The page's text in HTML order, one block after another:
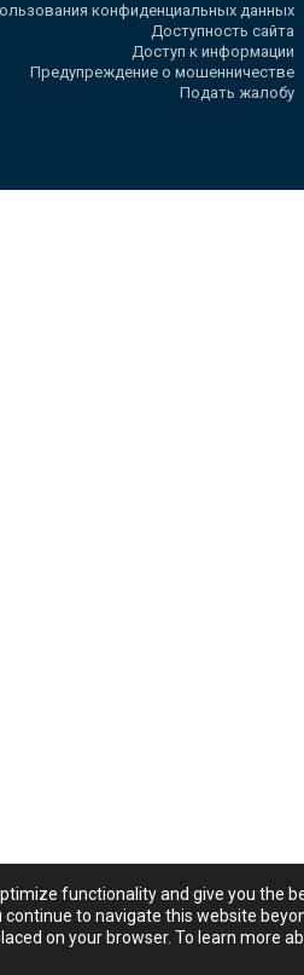
конфиденциальных данных
Доступность сайта
Доступ к информации
Предупреждение о мошенничестве
Подать жалобу
functionality and give you the
continue to navigate this website
on your browser. To learn more